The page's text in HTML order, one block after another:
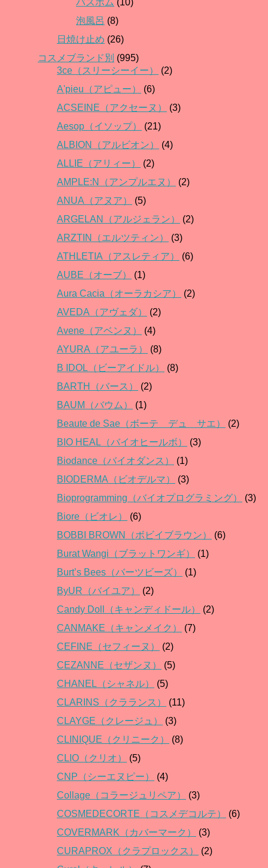
バスボム (10)
泡風呂 (8)
日焼け止め (26)
コスメブランド別 (995)
3ce（スリーシーイー）
(2)
A'pieu（アピュー）
(6)
ACSEINE（アクセーヌ）
(3)
Aesop（イソップ）
(21)
ALBION（アルビオン）
(4)
ALLIE（アリィー）
(2)
AMPLE:N（アンプルエヌ）
(2)
ANUA（アヌア）
(5)
ARGELAN（アルジェラン）
(2)
ARZTIN（エルツティン）
(3)
ATHLETIA（アスレティア）
(6)
AUBE（オーブ）
(1)
Aura Cacia（オーラカシア）
(2)
AVEDA（アヴェダ）
(2)
Avene（アベンヌ）
(4)
AYURA（アユーラ）
(8)
B IDOL（ビーアイドル）
(8)
BARTH（バース）
(2)
BAUM（バウム）
(1)
Beaute de Sae（ボーテ デュ サエ）
(2)
BIO HEAL（バイオヒールボ）
(3)
Biodance（バイオダンス）
(1)
BIODERMA（ビオデルマ）
(3)
Bioprogramming（バイオプログラミング）
(3)
Biore（ビオレ）
(6)
BOBBI BROWN（ボビイブラウン）
(6)
Burat Wangi（ブラットワンギ）
(1)
Burt’s Bees（バーツビーズ）
(1)
ByUR（バイユア）
(2)
Candy Doll（キャンディドール）
(2)
CANMAKE（キャンメイク）
(7)
CEFINE（セフィーヌ）
(2)
CEZANNE（セザンヌ）
(5)
CHANEL（シャネル）
(5)
CLARINS（クラランス）
(11)
CLAYGE（クレージュ）
(3)
CLINIQUE（クリニーク）
(8)
CLIO（クリオ）
(5)
CNP（シーエヌピー）
(4)
Collage（コラージュリペア）
(3)
COSMEDECORTE（コスメデコルテ）
(6)
COVERMARK（カバーマーク）
(3)
CURAPROX（クラプロックス）
(2)